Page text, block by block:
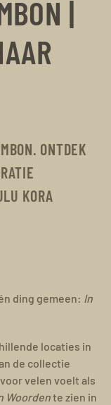
|
ONTDEK
KORA
ding gemeen: In
locaties in
de collectie
velen voelt als
Woordente zien in